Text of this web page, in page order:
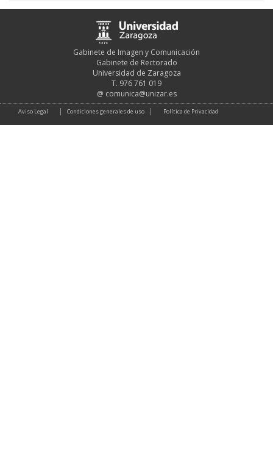
Gabinete de Imagen y Comunicación
Gabinete de Rectorado
Universidad de Zaragoza
T. 976 761 019
@ comunica@unizar.es
Aviso Legal Condiciones generales de uso Política de Privacidad